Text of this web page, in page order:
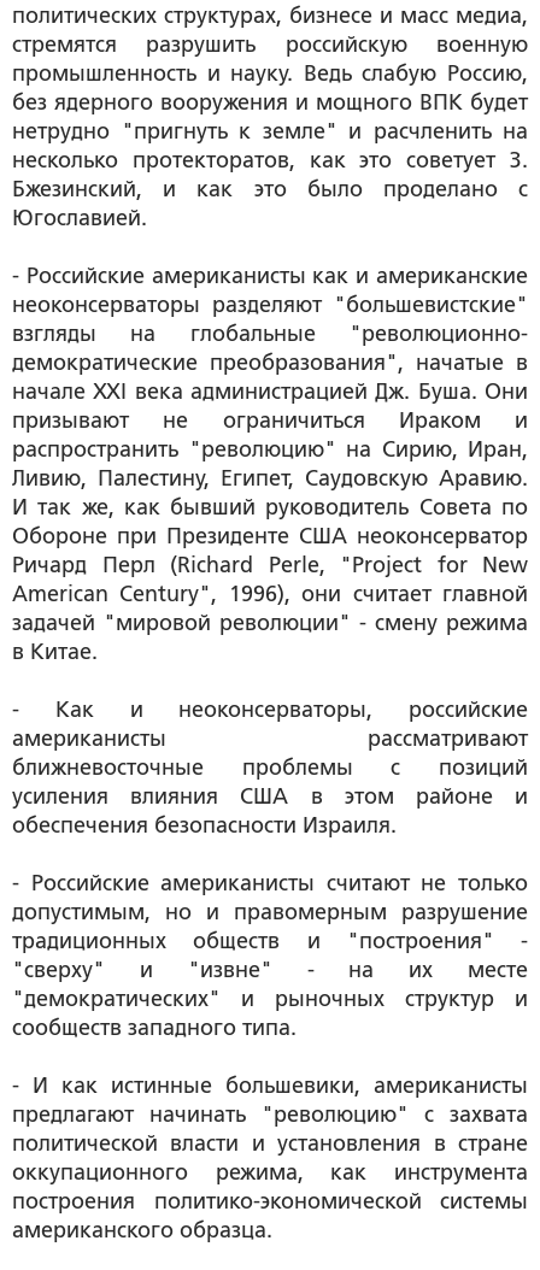
политических структурах, бизнесе и масс медиа,
стремятся разрушить российскую военную
промышленность и науку. Ведь слабую Россию,
без ядерного вооружения и мощного ВПК будет
нетрудно "пригнуть к земле" и расчленить на
несколько протекторатов, как это советует З.
Бжезинский, и как это было проделано с
Югославией.
- Российские американисты как и американские
неоконсерваторы разделяют "большевистские"
взгляды на глобальные "революционно-
демократические преобразования", начатые в
начале ХХI века администрацией Дж. Буша. Они
призывают не ограничиться Ираком и
распространить "революцию" на Сирию, Иран,
Ливию, Палестину, Египет, Саудовскую Аравию.
И так же, как бывший руководитель Совета по
Обороне при Президенте США неоконсерватор
Ричард Перл (Richard Perle, "Project for New
American Century", 1996), они считает главной
задачей "мировой революции" - смену режима
в Китае.
- Как и неоконсерваторы, российские
американисты рассматривают
ближневосточные проблемы с позиций
усиления влияния США в этом районе и
обеспечения безопасности Израиля.
- Российские американисты считают не только
допустимым, но и правомерным разрушение
традиционных обществ и "построения" -
"сверху" и "извне" - на их месте
"демократических" и рыночных структур и
сообществ западного типа.
- И как истинные большевики, американисты
предлагают начинать "революцию" с захвата
политической власти и установления в стране
оккупационного режима, как инструмента
построения политико-экономической системы
американского образца.